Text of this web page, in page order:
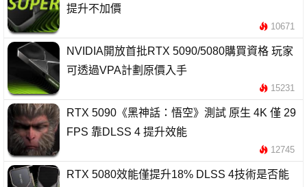
提升不加價
10671
NVIDIA開放首批RTX 5090/5080購買資格 玩家
可透過VPA計劃原價入手
15231
RTX 5090《黑神話：悟空》測試 原生 4K 僅 29
FPS 靠DLSS 4 提升效能
12745
RTX 5080效能僅提升18% DLSS 4技術是否能